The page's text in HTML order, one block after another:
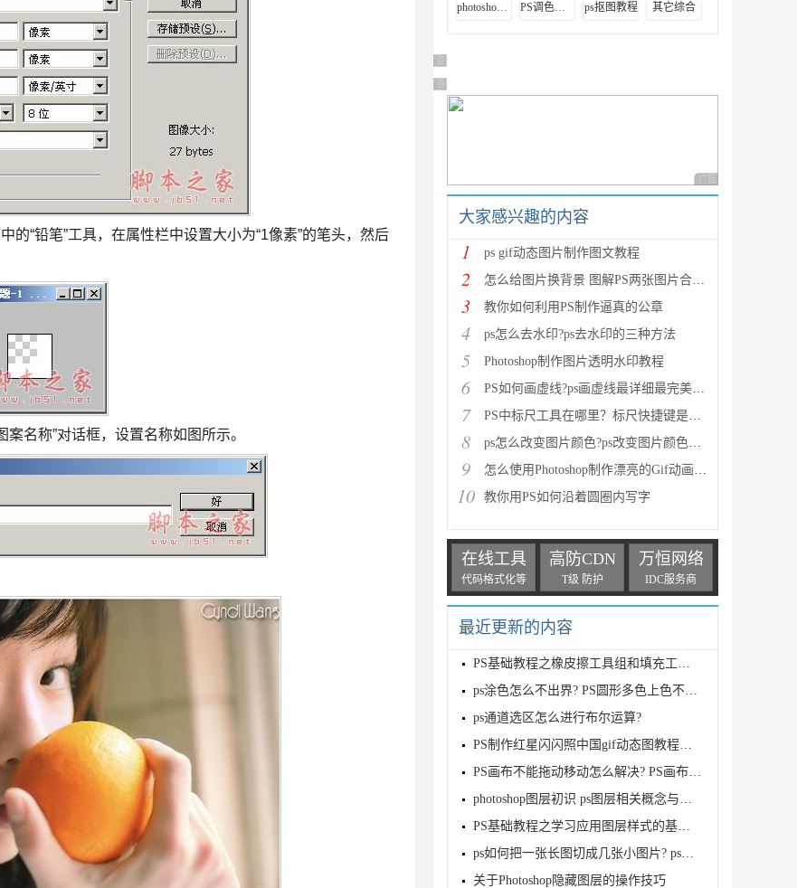
“铅笔”工具，在属性栏中设置大小为“1像素”的笔头，然后
名称”对话框，设置名称如图所示。
photoshop视频教程 PS调色教程 ps抠图教程 其它综合
广告 商业广告，理性选择
广告 商业广告，理性选择
广告 商业广告，理性
大家感兴趣的内容
1 ps gif动态图片制作图文教程
2 怎么给图片换背景 图解PS两张图片合成一张的技巧
3 教你如何利用PS制作逼真的公章
4 ps怎么去水印?ps去水印的三种方法
5 Photoshop制作图片透明水印教程
6 PS如何画虚线?ps画虚线最详细最完美教程
7 PS中标尺工具在哪里？标尺快捷键是什么？
8 ps怎么改变图片颜色?ps改变图片颜色教程
9 怎么使用Photoshop制作漂亮的Gif动画图片
10 教你用PS如何沿着圆圈内写字
在线工具
代码格式化等
高防CDN
T级 防护
万恒网络
IDC服务商
最近更新的内容
PS基础教程之橡皮擦工具组和填充工具组使用知识
ps涂色怎么不出界? PS圆形多色上色不画出界的三种技巧
ps通道选区怎么进行布尔运算?
PS制作红星闪闪照中国gif动态图教程详解
PS画布不能拖动移动怎么解决? PS画布移动的方法
photoshop图层初识 ps图层相关概念与基本操作
PS基础教程之学习应用图层样式的基本方法
ps如何把一张长图切成几张小图片? ps把长图切成短图的
关于Photoshop隐藏图层的操作技巧